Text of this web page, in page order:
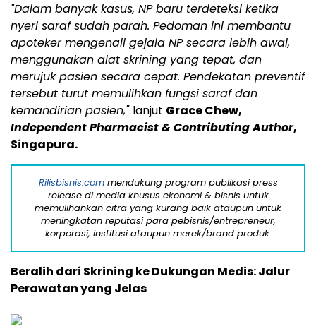
"Dalam banyak kasus, NP baru terdeteksi ketika
nyeri saraf sudah parah. Pedoman ini membantu
apoteker mengenali gejala NP secara lebih awal,
menggunakan alat skrining yang tepat, dan
merujuk pasien secara cepat. Pendekatan preventif
tersebut turut memulihkan fungsi saraf dan
kemandirian pasien," lanjut Grace Chew,
Independent Pharmacist & Contributing Author,
Singapura.
Rilisbisnis.commendukung program publikasi press
release di media khusus ekonomi & bisnis untuk
memulihankan citra yang kurang baik ataupun untuk
meningkatan reputasi para pebisnis/entrepreneur,
korporasi, institusi ataupun merek/brand produk.
Beralih dari Skrining ke Dukungan Medis: Jalur
Perawatan yang Jelas